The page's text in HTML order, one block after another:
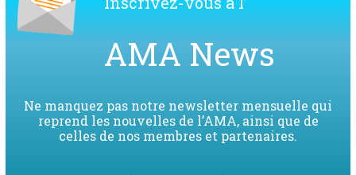
AMA News
Ne manquez pas notre newsletter mensuelle qui
reprend les nouvelles de l’AMA, ainsi que de
celles de nos membres et partenaires.